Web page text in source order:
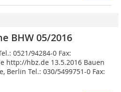
BHW 05/2016
0521/94284-0 Fax:
http://hbz.de 13.5.2016 Bauen
Berlin Tel.: 030/5499751-0 Fax: